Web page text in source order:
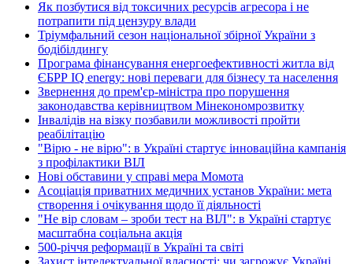
Як позбутися від токсичних ресурсів агресора і не
потрапити під цензуру влади
Тріумфальний сезон національної збірної України з
бодібілдингу
Програма фінансування енергоефективності житла від
ЄБРР IQ energy: нові переваги для бізнесу та населення
Звернення до прем'єр-міністра про порушення
законодавства керівництвом Мінекономрозвитку
Інвалідів на візку позбавили можливості пройти
реабілітацію
"Вірю - не вірю": в Україні стартує інноваційна кампанія
з профілактики ВІЛ
Нові обставини у справі мера Момота
Асоціація приватних медичних установ України: мета
створення і очікування щодо її діяльності
"Не вір словам – зроби тест на ВІЛ": в Україні стартує
масштабна соціальна акція
500-річчя реформації в Україні та світі
Захист інтелектуальної власності: чи загрожує Україні